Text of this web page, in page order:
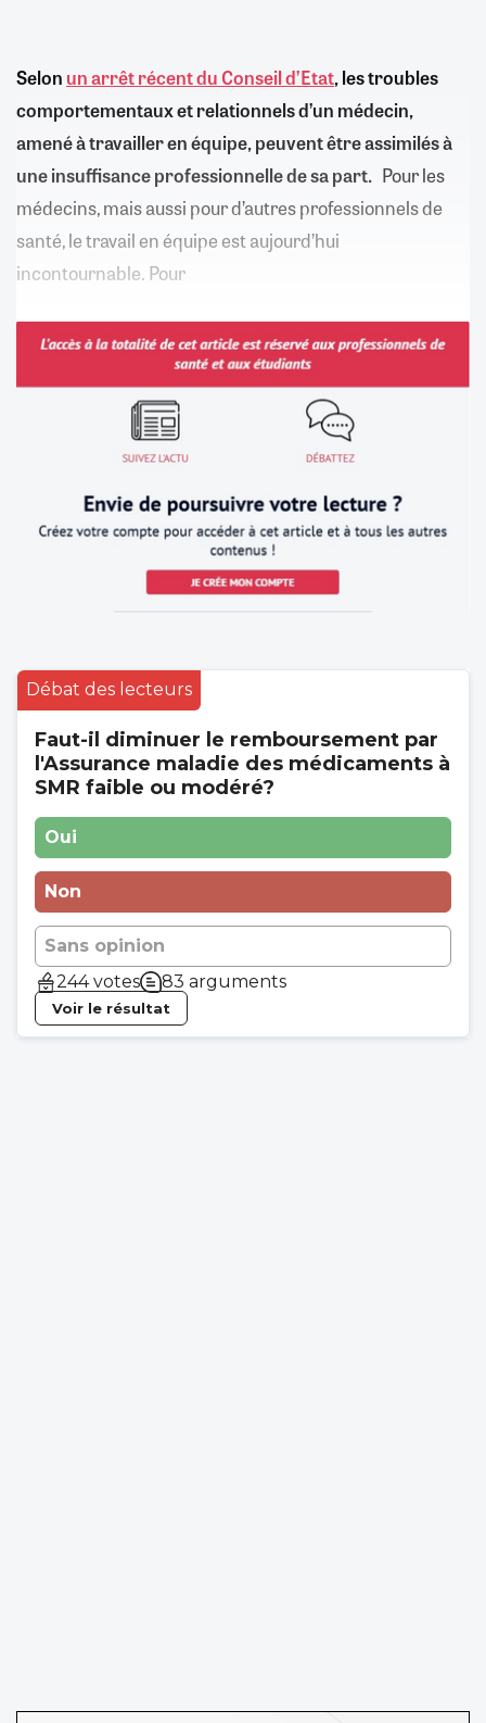
Selon un arrêt récent du Conseil d’Etat, les troubles
comportementaux et relationnels d’un médecin,
amené à travailler en équipe, peuvent être assimilés à
une insuffisance professionnelle de sa part. Pour les
médecins, mais aussi pour d’autres professionnels de
santé, le travail en équipe est aujourd’hui
incontournable. Pour
Débat des lecteurs
Faut-il diminuer le remboursement par
l'Assurance maladie des médicaments à
SMR faible ou modéré?
Oui
Non
Sans opinion
244 votes
83 arguments
Voir le résultat